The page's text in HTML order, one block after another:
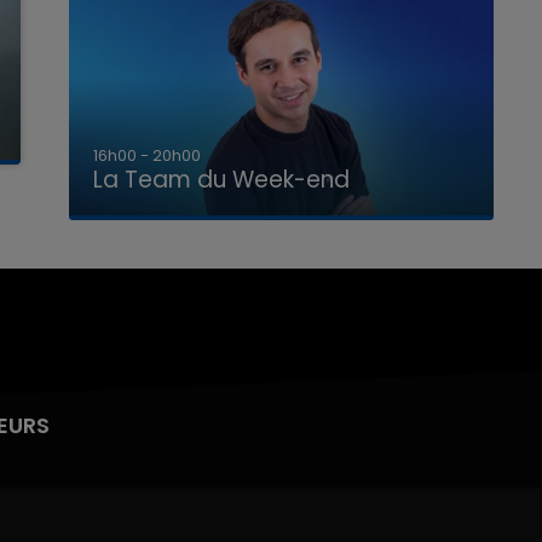
7h00 - 12h00
La Team du Week-end